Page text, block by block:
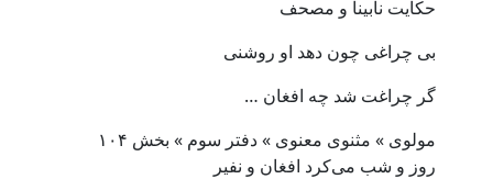
حکایت نابینا و مصحف
بی چراغی چون دهد او روشنی
گر چراغت شد چه افغان …
مولوی » مثنوی معنوی » دفتر سوم » بخش ۱۰۴
روز و شب می‌کرد افغان و نفیر